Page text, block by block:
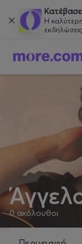
Η καλύτερη
εκδηλώσεις.
0 ακόλουθοι